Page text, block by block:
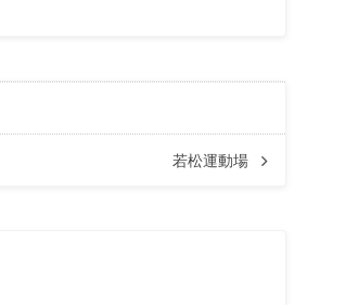
若松運動場